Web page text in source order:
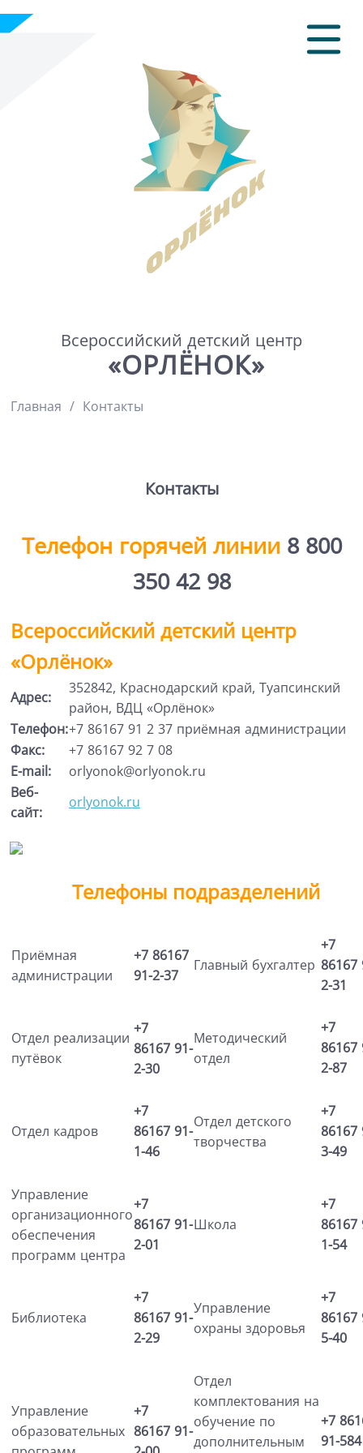
Всероссийский детский центр
«ОРЛЁНОК»
Главная Контакты
Контакты
Телефон горячей линии 8 800
350 42 98
Всероссийский детский центр
«Орлёнок»
Адрес:
352842, Краснодарский край, Туапсинский
район, ВДЦ «Орлёнок»
Телефон:+7 86167 91 2 37 приёмная администрации
Факс:
+7 86167 92 7 08
E-mail:
orlyonok@orlyonok.ru
Веб-
сайт:
orlyonok.ru
Телефоны подразделений
Приёмная
администрации
+7 86167
91-2-37
Главный бухгалтер
+7
86167
2-31
Отдел реализации
путёвок
+7
86167 91-
2-30
Методический
отдел
+7
86167
2-87
Отдел кадров
+7
86167 91-
1-46
Отдел детского
творчества
+7
86167
3-49
Управление
организационного
обеспечения
программ центра
+7
86167 91-
2-01
Школа
+7
86167
1-54
Библиотека
+7
86167 91-
2-29
Управление
охраны здоровья
+7
86167
5-40
Управление
образовательных
+7
86167 91-
Отдел
комплектования на
обучение по
дополнительным
+7
91-584